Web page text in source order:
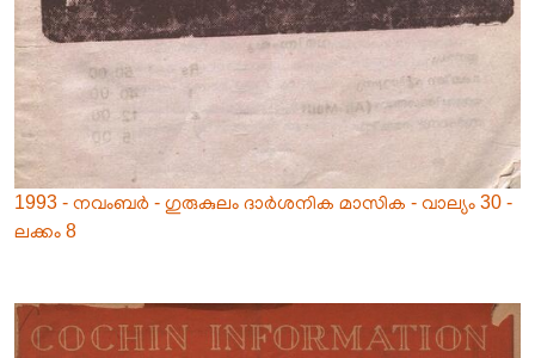
1993 - നവംബർ - ഗുരുകുലം ദാർശനിക മാസിക - വാല്യം 30 -
ലക്കം 8